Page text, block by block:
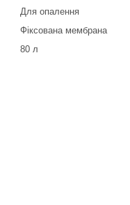
Для опалення
Фіксована мембрана
80 л